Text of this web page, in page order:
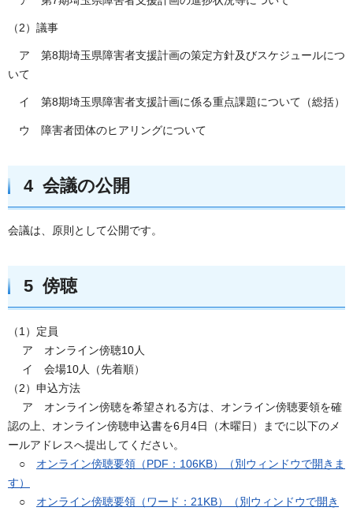
（2）議事
ア 第8期埼玉県障害者支援計画の策定方針及びスケジュールにつ
いて
イ 第8期埼玉県障害者支援計画に係る重点課題について（総括）
ウ 障害者団体のヒアリングについて
4 会議の公開
会議は、原則として公開です。
5 傍聴
（1）定員
ア オンライン傍聴10人
イ 会場10人（先着順）
（2）申込方法
ア オンライン傍聴を希望される方は、オンライン傍聴要領を確
認の上、オンライン傍聴申込書を6月4日（木曜日）までに以下のメ
ールアドレスへ提出してください。
○ オンライン傍聴要領（PDF：106KB）（別ウィンドウで開きま
す）
○ オンライン傍聴要領（ワード：21KB）（別ウィンドウで開き